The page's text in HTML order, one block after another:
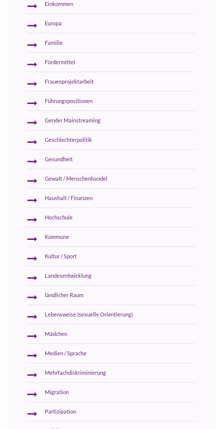
Einkommen
Europa
Familie
Fördermittel
Frauenprojektarbeit
Führungspositionen
Gender Mainstreaming
Geschlechterpolitik
Gesundheit
Gewalt / Menschenhandel
Haushalt / Finanzen
Hochschule
Kommune
Kultur / Sport
Landesentwicklung
ländlicher Raum
Lebensweise (sexuelle Orientierung)
Mädchen
Medien / Sprache
Mehrfachdiskriminierung
Migration
Partizipation